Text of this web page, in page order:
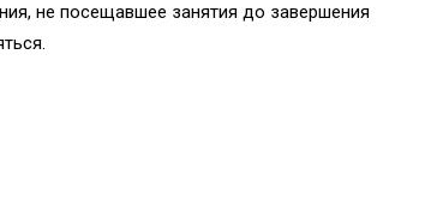
не посещавшее занятия до завершения